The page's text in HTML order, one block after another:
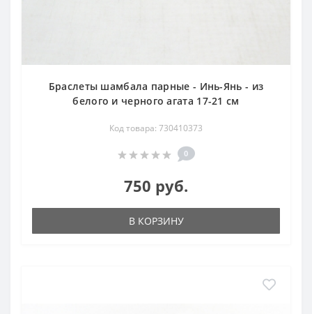
Браслеты шамбала парные - Инь-Янь - из
белого и черного агата 17-21 см
Код товара: 730410373
0
750 руб.
В КОРЗИНУ